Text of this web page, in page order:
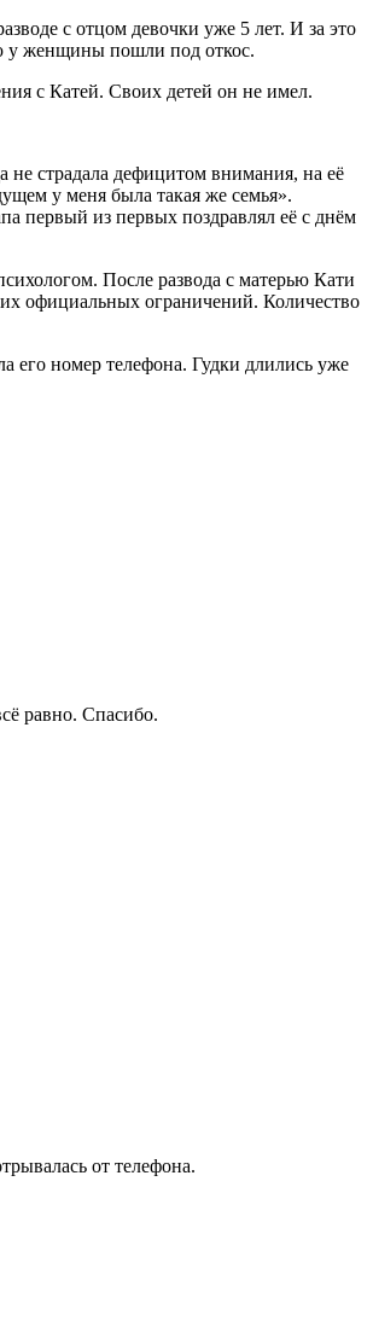
с отцом девочки уже 5 лет. И за это
у женщины пошли под откос.
с Катей. Своих детей он не имел.
не страдала дефицитом внимания, на её
у меня была такая же семья».
первый из первых поздравлял её с днём
После развода с матерью Кати
официальных ограничений. Количество
его номер телефона. Гудки длились уже
равно. Спасибо.
от телефона.